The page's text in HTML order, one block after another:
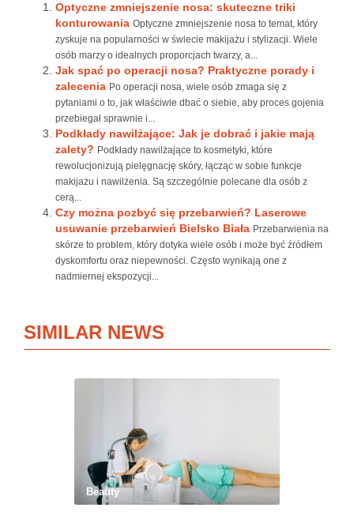
Optyczne zmniejszenie nosa: skuteczne triki
konturowania Optyczne zmniejszenie nosa to temat, który
zyskuje na popularności w świecie makijażu i stylizacji. Wiele
osób marzy o idealnych proporcjach twarzy, a...
Jak spać po operacji nosa? Praktyczne porady i
zalecenia Po operacji nosa, wiele osób zmaga się z
pytaniami o to, jak właściwie dbać o siebie, aby proces gojenia
przebiegał sprawnie i...
Podkłady nawilżające: Jak je dobrać i jakie mają
zalety? Podkłady nawilżające to kosmetyki, które
rewolucjonizują pielęgnację skóry, łącząc w sobie funkcje
makijażu i nawilżenia. Są szczególnie polecane dla osób z
cerą...
Czy można pozbyć się przebarwień? Laserowe
usuwanie przebarwień Bielsko Biała Przebarwienia na
skórze to problem, który dotyka wiele osób i może być źródłem
dyskomfortu oraz niepewności. Często wynikają one z
nadmiernej ekspozycji...
SIMILAR NEWS
Beauty